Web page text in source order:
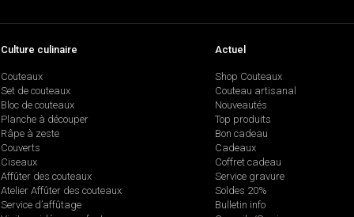
Culture culinaire
Couteaux
Set de couteaux
Bloc de couteaux
Planche à découper
Râpe à zeste
Couverts
Ciseaux
Affûter des couteaux
Atelier Affûter des couteaux
Service d’affûtage
Actuel
Shop Couteaux
Couteau artisanal
Nouveautés
Top produits
Bon cadeau
Cadeaux
Coffret cadeau
Service gravure
Soldes 20%
Bulletin info